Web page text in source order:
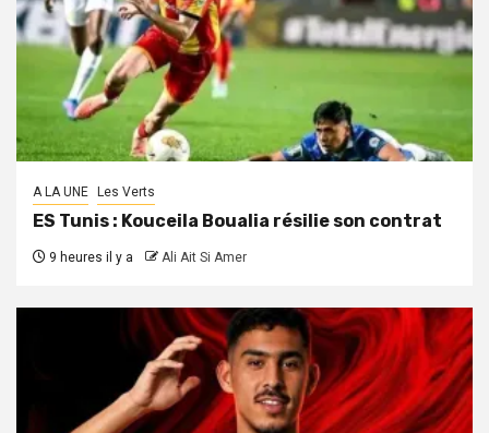
A LA UNE Les Verts
ES Tunis : Kouceila Boualia résilie son contrat
9 heures il y a Ali Ait Si Amer